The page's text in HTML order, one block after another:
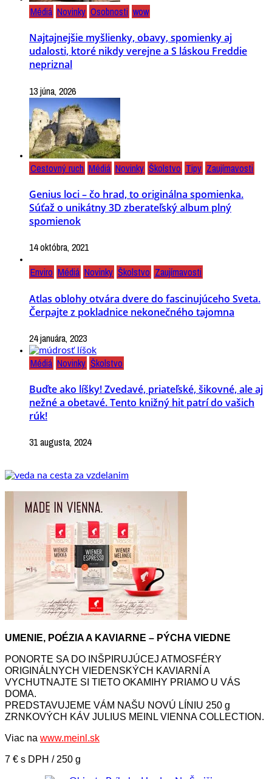
Médiá Novinky Osobnosti wow
Najtajnejšie myšlienky, obavy, spomienky aj
udalosti, ktoré nikdy verejne a S láskou Freddie
nepriznal
13 júna, 2026
Cestovný ruch Médiá Novinky Školstvo Tipy Zaujímavosti
Genius loci – čo hrad, to originálna spomienka.
Súťaž o unikátny 3D zberateľský album plný
spomienok
14 októbra, 2021
Enviro Médiá Novinky Školstvo Zaujímavosti
Atlas oblohy otvára dvere do fascinujúceho Sveta.
Čerpajte z pokladnice nekonečného tajomna
24 januára, 2023
Médiá Novinky Školstvo
Buďte ako líšky! Zvedavé, priateľské, šikovné, ale aj
nežné a obetavé. Tento knižný hit patrí do vašich
rúk!
31 augusta, 2024
UMENIE, POÉZIA A KAVIARNE – PÝCHA VIEDNE
PONORTE SA DO INŠPIRUJÚCEJ ATMOSFÉRY
ORIGINÁLNYCH VIEDENSKÝCH KAVIARNÍ A
VYCHUTNAJTE SI TIETO OKAMIHY PRIAMO U VÁS
DOMA.
PREDSTAVUJEME VÁM NAŠU NOVÚ LÍNIU 250 g
ZRNKOVÝCH KÁV JULIUS MEINL VIENNA COLLECTION.
Viac na www.meinl.sk
7 € s DPH / 250 g